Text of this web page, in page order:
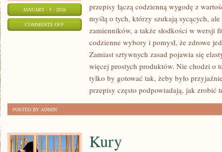
JANUARY - 5 - 2026
COMMENTS OFFON
przepisy łączą codzienną wygodę z
myślą o tych, którzy szukają sycących,
zamienników, a także słodkości w wersji
codzienne wybory i pomysł, że zdrowe
Zamiast sztywnych zasad pojawia się
więcej prostych produktów. Nie chodzi o
tylko by gotować tak, żeby było
przepisy często podpowiadają, jak zrobić
POSTED BY ADMIN
Kury